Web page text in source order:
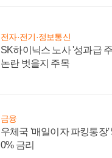
전자·전기·정보통신
SK하이닉스 노사 '성과급
논란 벗을지 주목
금융
우체국 '매일이자 파킹통장
0% 금리